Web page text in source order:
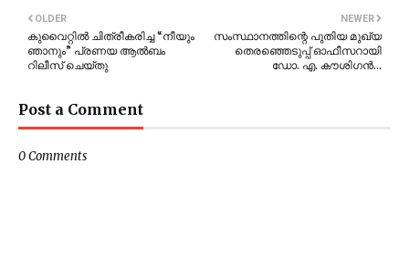
NEWER
സംസ്ഥാനത്തിന്റെ പുതിയ മുഖ്യ
തെരഞ്ഞെടുപ്പ് ഓഫീസറായി
ഡോ. എ. കൗശിഗൻ…
OLDER
കുവൈറ്റിൽ ചിത്രീകരിച്ച “നീയും
ഞാനും” പ്രണയ ആൽബം
റിലീസ് ചെയ്തു
Post a Comment
0 Comments